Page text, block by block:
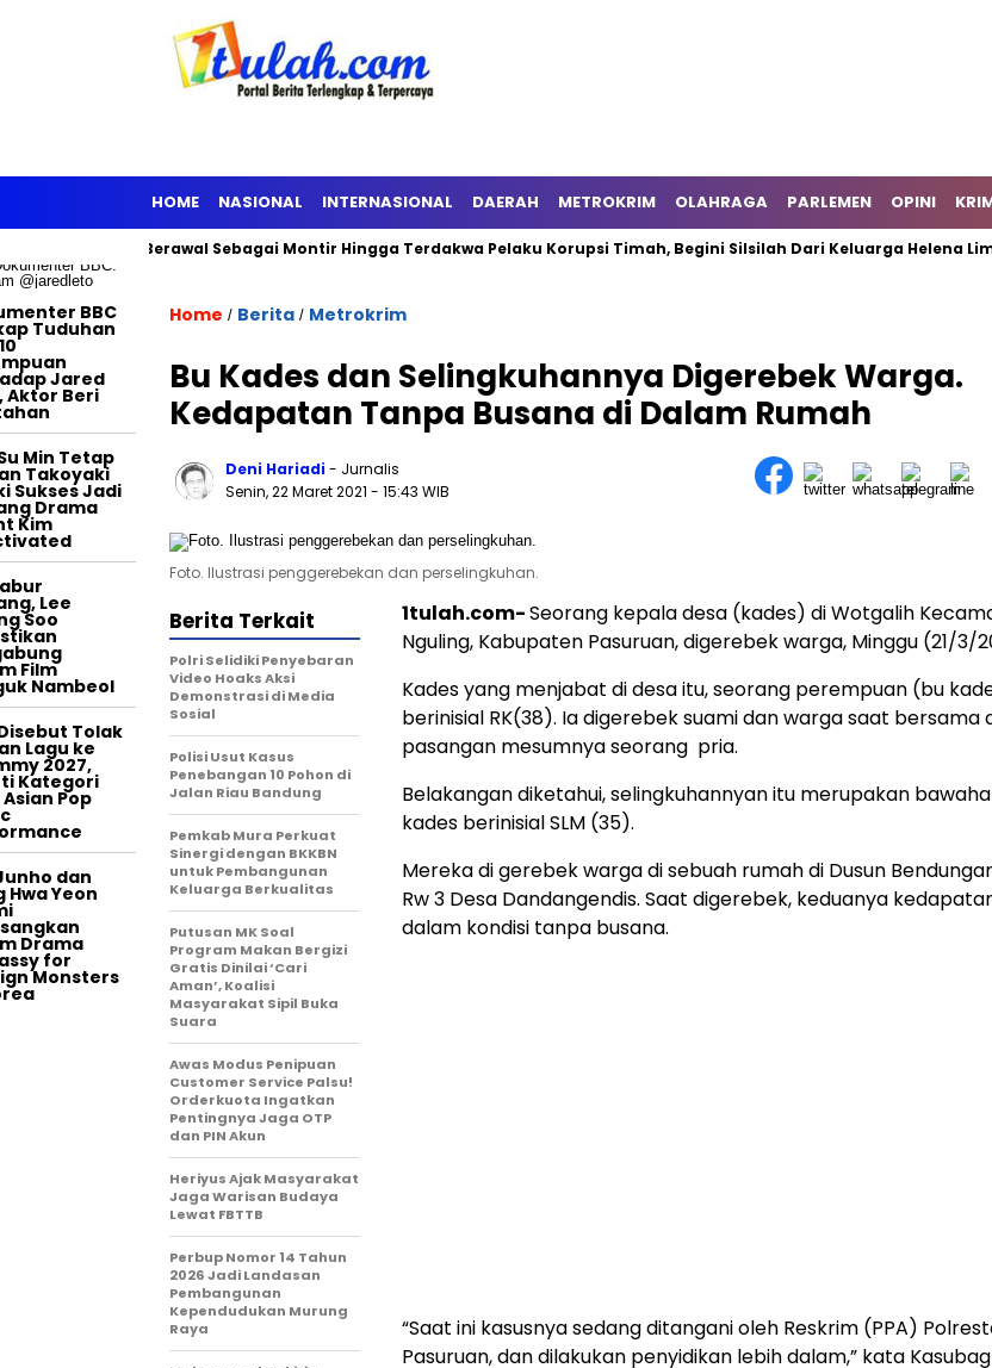
HOME NASIONAL INTERNASIONAL DAERAH METROKRIM OLAHRAGA PARLEMEN OPINI
Berawal Sebagai Montir Hingga Terdakwa Pelaku Korupsi Timah, Begini Silsilah Dari Keluarga Helena Lim
BBC
Tuduhan
Jared
Aktor Beri
Min Tetap
Takoyaki
Sukses Jadi
Drama
Kim
Lee
Soo
Film
Nambeol
Tolak
Lagu ke
2027,
Kategori
Pop
dan
Hwa Yeon
Drama
for
Monsters
Home / Berita / Metrokrim
Bu Kades dan Selingkuhannya Digerebek Warga.
Kedapatan Tanpa Busana di Dalam Rumah
Deni Hariadi- Jurnalis
Senin, 22 Maret 2021 - 15:43 WIB
Foto. Ilustrasi penggerebekan dan perselingkuhan.
1tulah.com-Seorang kepala desa (kades) di Wotgalih
Nguling, Kabupaten Pasuruan, digerebek warga, Minggu (21/3/
Kades yang menjabat di desa itu, seorang perempuan (bu
berinisial RK(38). Ia digerebek suami dan warga saat bersama
pasangan mesumnya seorang pria.
Belakangan diketahui, selingkuhannyan itu merupakan
kades berinisial SLM (35).
Mereka di gerebek warga di sebuah rumah di Dusun
Rw 3 Desa Dandangendis. Saat digerebek, keduanya
dalam kondisi tanpa busana.
“Saat ini kasusnya sedang ditangani oleh Reskrim (PPA)
Pasuruan, dan dilakukan penyidikan lebih dalam,” kata Kasubag
Berita Terkait
Polri Selidiki Penyebaran
Video Hoaks Aksi
Demonstrasi di Media
Sosial
Polisi Usut Kasus
Penebangan 10 Pohon di
Jalan Riau Bandung
Pemkab Mura Perkuat
Sinergi dengan BKKBN
untuk Pembangunan
Keluarga Berkualitas
Putusan MK Soal
Program Makan Bergizi
Gratis Dinilai ‘Cari
Aman’, Koalisi
Masyarakat Sipil Buka
Suara
Awas Modus Penipuan
Customer Service Palsu!
Orderkuota Ingatkan
Pentingnya Jaga OTP
dan PIN Akun
Heriyus Ajak Masyarakat
Jaga Warisan Budaya
Lewat FBTTB
Perbup Nomor 14 Tahun
2026 Jadi Landasan
Pembangunan
Kependudukan Murung
Raya